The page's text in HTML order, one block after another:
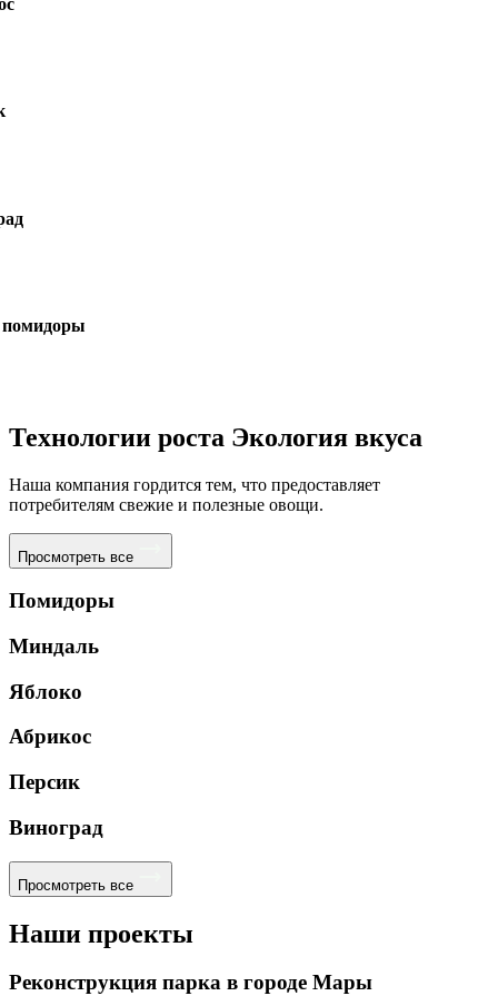
Технологии роста Экология вкуса
Наша компания гордится тем, что предоставляет
потребителям свежие и полезные овощи.
Просмотреть все
Помидоры
Миндаль
Яблоко
Абрикос
Персик
Виноград
Просмотреть все
Наши проекты
Реконструкция парка в городе Мары